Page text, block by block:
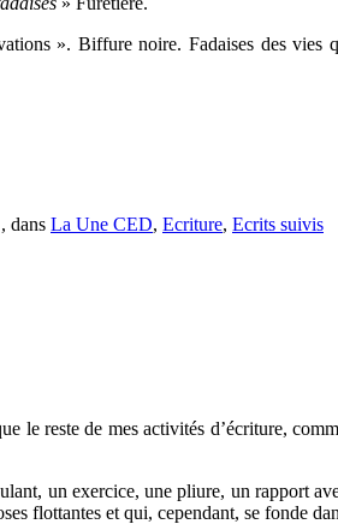
». Biffure noire. Fadaises des vies
dans La Une CED, Ecriture, Ecrits suivis
le reste de mes activités d’écriture,
un exercice, une pliure, un rapport
flottantes et qui, cependant, se fonde